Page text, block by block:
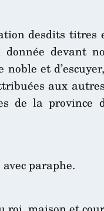
desdits
et
aux
de la
paraphe.